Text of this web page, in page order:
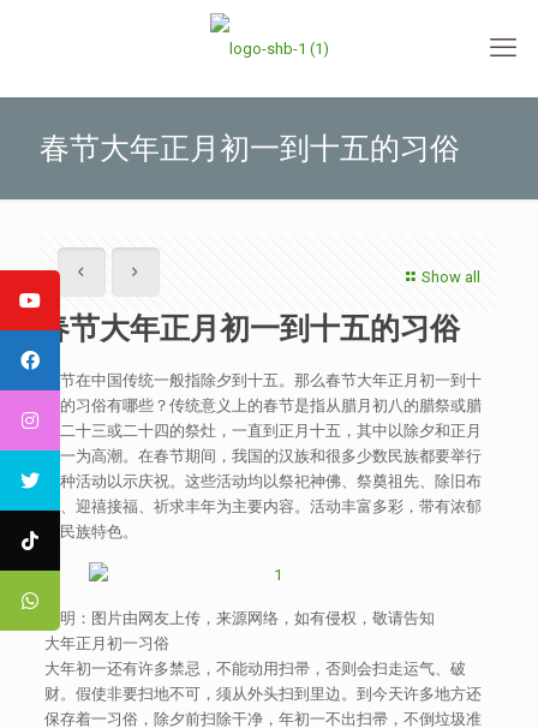
春节大年正月初一到十五的习俗
Show all
春节大年正月初一到十五的习俗
春节在中国传统一般指除夕到十五。那么春节大年正月初一到十
五的习俗有哪些？传统意义上的春节是指从腊月初八的腊祭或腊
月二十三或二十四的祭灶，一直到正月十五，其中以除夕和正月
初一为高潮。在春节期间，我国的汉族和很多少数民族都要举行
各种活动以示庆祝。这些活动均以祭祀神佛、祭奠祖先、除旧布
新、迎禧接福、祈求丰年为主要内容。活动丰富多彩，带有浓郁
的民族特色。
声明：图片由网友上传，来源网络，如有侵权，敬请告知
大年正月初一习俗
大年初一还有许多禁忌，不能动用扫帚，否则会扫走运气、破
财。假使非要扫地不可，须从外头扫到里边。到今天许多地方还
保存着一习俗，除夕前扫除干净，年初一不出扫帚，不倒垃圾准